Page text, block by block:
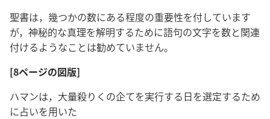
聖書は，幾つかの数にある程度の重要性を付しています
が，神秘的な真理を解明するために語句の文字を数と関連
付けるようなことは勧めていません。
[8ページの図版]
ハマンは，大量殺りくの企てを実行する日を選定するため
に占いを用いた